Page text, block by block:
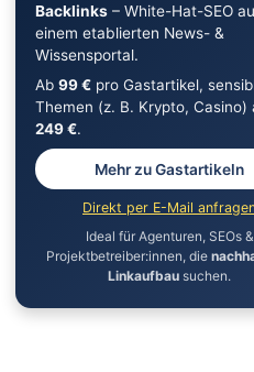
Backlinks– White-Hat-SEO
einem etablierten News- &
Wissensportal.
Ab 99 €pro Gastartikel,
Themen (z. B. Krypto, Casino)
249 €.
Mehr zu Gastartikeln
Direkt per E-Mail
Ideal für Agenturen, SEOs &
Projektbetreiber:innen, die
Linkaufbau suchen.